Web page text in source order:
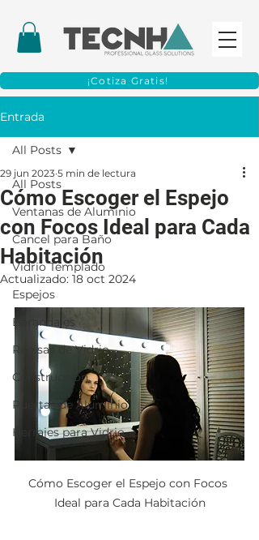
¡Cotiza Gratis!
Entrada
All Posts
Ventanas de Aluminio
Cancel para Baño
Vidrio Templado
Espejos
Barandales
Repisas de Vidrio
Construcción
Puertas de Aluminio
Herrajes para Vidrio
All Posts
Cómo Escoger el Espejo
con Focos Ideal para Cada
Habitación
29 jun 2023 5 min de lectura
Actualizado: 18 oct 2024
Cómo Escoger el Espejo con Focos
Ideal para Cada Habitación